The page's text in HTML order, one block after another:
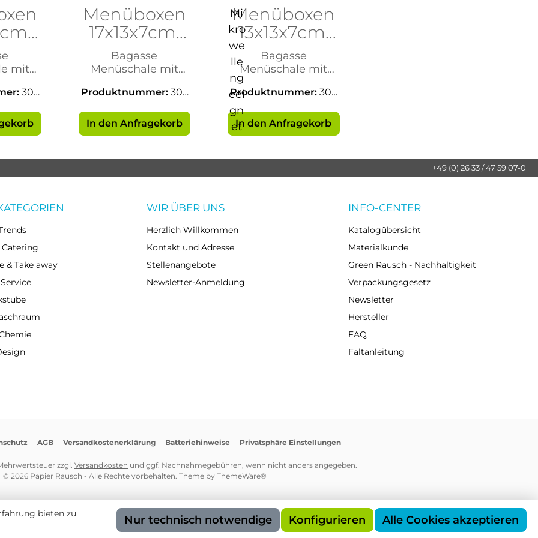
ml,
mit
307
Menüboxen
17x13x7cm,
750 ml
Bagasse
Menüschale mit
Produktnummer: 307
In den Anfragekorb
Menüboxen
13x13x7cm,
500 ml,
PFAS Frei
Bagasse
Menüschale mit
Verschlußdeckel
Produktnummer:307
In den Anfragekorb
+49 (0) 26 33 / 47 59 07-0
& Take away
WIR ÜBER UNS
Herzlich Willkommen
Kontakt und Adresse
Stellenangebote
Newsletter-Anmeldung
INFO-CENTER
Katalogübersicht
Materialkunde
Green Rausch - Nachhaltigkeit
Verpackungsgesetz
Newsletter
Hersteller
FAQ
Faltanleitung
AGB Versandkostenerklärung Batteriehinweise Privatsphäre Einstellungen
zzgl. Versandkosten und ggf. Nachnahmegebühren, wenn nicht anders angegeben.
© 2026 Papier Rausch - Alle Rechte vorbehalten. Theme by ThemeWare®
bieten zu
Nur technisch notwendige Konfigurieren Alle Cookies akzeptieren